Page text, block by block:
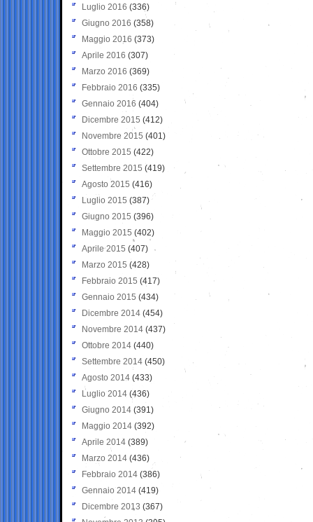
Luglio 2016 (336)
Giugno 2016 (358)
Maggio 2016 (373)
Aprile 2016 (307)
Marzo 2016 (369)
Febbraio 2016 (335)
Gennaio 2016 (404)
Dicembre 2015 (412)
Novembre 2015 (401)
Ottobre 2015 (422)
Settembre 2015 (419)
Agosto 2015 (416)
Luglio 2015 (387)
Giugno 2015 (396)
Maggio 2015 (402)
Aprile 2015 (407)
Marzo 2015 (428)
Febbraio 2015 (417)
Gennaio 2015 (434)
Dicembre 2014 (454)
Novembre 2014 (437)
Ottobre 2014 (440)
Settembre 2014 (450)
Agosto 2014 (433)
Luglio 2014 (436)
Giugno 2014 (391)
Maggio 2014 (392)
Aprile 2014 (389)
Marzo 2014 (436)
Febbraio 2014 (386)
Gennaio 2014 (419)
Dicembre 2013 (367)